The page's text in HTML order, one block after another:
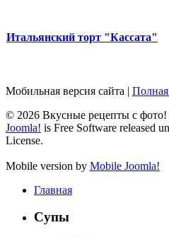
Итальянский торт "Кассата"
Мобильная версия сайта | Полная
© 2026 Вкусные рецепты с фото!
Joomla! is Free Software released
License.
Mobile version by Mobile Joomla!
Главная
Супы